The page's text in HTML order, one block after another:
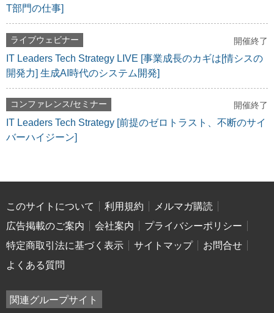
T部門の仕事]
ライブウェビナー 開催終了
IT Leaders Tech Strategy LIVE [事業成長のカギは[情シスの
開発力] 生成AI時代のシステム開発]
コンファレンス/セミナー 開催終了
IT Leaders Tech Strategy [前提のゼロトラスト、不断のサイ
バーハイジーン]
このサイトについて 利用規約
メルマガ購読
広告掲載のご案内
会社案内
プライバシーポリシー
特定商取引法に基づく表示
サイトマップ
お問合せ
よくある質問
関連グループサイト